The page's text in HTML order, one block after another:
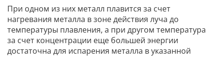
При одном из них металл плавится за счет
нагревания металла в зоне действия луча до
температуры плавления, а при другом температура
за счет концентрации еще большей энергии
достаточна для испарения металла в указанной